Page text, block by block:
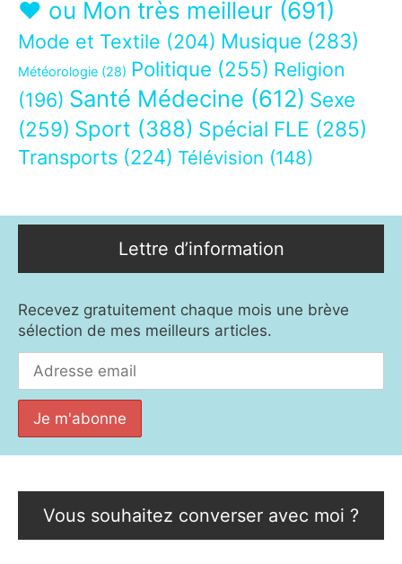
❤ ou Mon très meilleur (691)
Mode et Textile (204) Musique (283)
Météorologie (28) Politique (255) Religion
(196) Santé Médecine (612) Sexe
(259) Sport (388) Spécial FLE (285)
Transports (224) Télévision (148)
Lettre d’information
Recevez gratuitement chaque mois une brève
sélection de mes meilleurs articles.
Vous souhaitez converser avec moi ?